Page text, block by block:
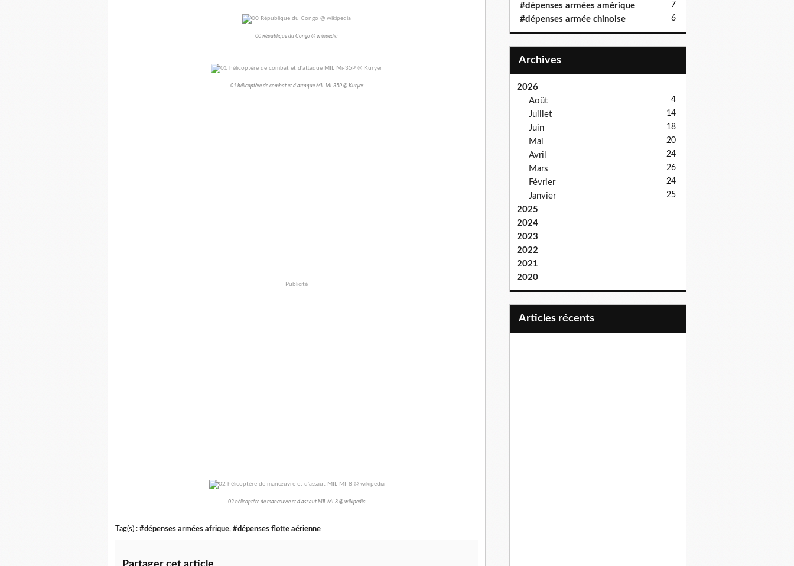
00 République du Congo @ wikipedia
01 hélicoptère de combat et d'attaque MIL Mi-35P @ Kuryer
Publicité
02 hélicoptère de manœuvre et d'assaut MIL MI-8 @ wikipedia
Tag(s) : #dépenses armées afrique, #dépenses flotte aérienne
#dépenses armées amérique 7
#dépenses armée chinoise 6
Archives
2026
Août
4
Juillet 14
Juin 18
Mai 20
Avril 24
Mars 26
Février 24
Janvier 25
2025
2024
2023
2022
2021
2020
articles récents